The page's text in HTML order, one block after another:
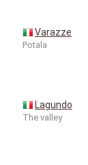
Varazze
Potala
Lagundo
The valley